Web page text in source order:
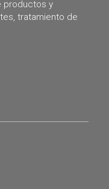
productos y
tratamiento de